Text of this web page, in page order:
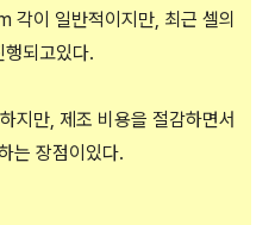
각이 일반적이지만, 최근 셀의
행되고있다.
지만, 제조 비용을 절감하면서
는 장점이있다.